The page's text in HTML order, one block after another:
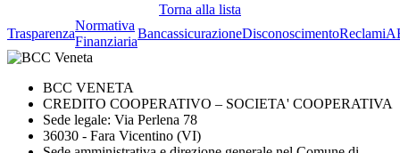
Torna alla lista
Trasparenza
Normativa
Finanziaria
BancassicurazioneDisconoscimentoReclami
BCC VENETA
CREDITO COOPERATIVO – SOCIETA' COOPERATIVA
Sede legale: Via Perlena 78
36030 - Fara Vicentino (VI)